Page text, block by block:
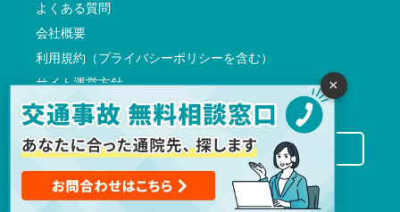
よくある質問
会社概要
利用規約（プライバシーポリシーを含む）
サイト運営方針
反社会的勢力に対する基本方針
交通事故病院サーチに掲載希望の先生方へ
×